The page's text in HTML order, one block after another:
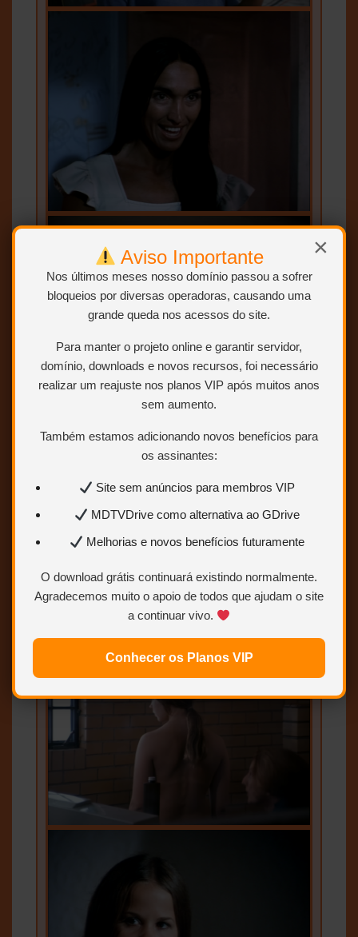
×
Aviso Importante
Nos últimos meses nosso domínio passou a sofrer
bloqueios por diversas operadoras, causando uma
grande queda nos acessos do site.
Para manter o projeto online e garantir servidor,
domínio, downloads e novos recursos, foi necessário
realizar um reajuste nos planos VIP após muitos anos
sem aumento.
Também estamos adicionando novos benefícios para
os assinantes:
Site sem anúncios para membros VIP
MDTVDrive como alternativa ao GDrive
Melhorias e novos benefícios futuramente
O download grátis continuará existindo normalmente.
Agradecemos muito o apoio de todos que ajudam o site
a continuar vivo.
Conhecer os Planos VIP